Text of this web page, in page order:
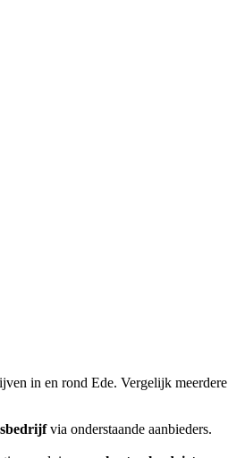
in en rond Ede. Vergelijk meerdere
via onderstaande aanbieders.